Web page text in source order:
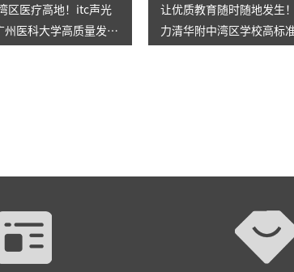
区医疗高地！itc声光
州医科大学高质量发
让优质教育随时随地发生
力清华附中湾区学校高标准